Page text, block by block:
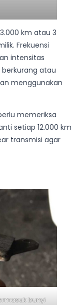
km atau 3
Frekuensi
intensitas
atau
menggunakan
memeriksa
setiap 12.000 km
transmisi agar
bunyi